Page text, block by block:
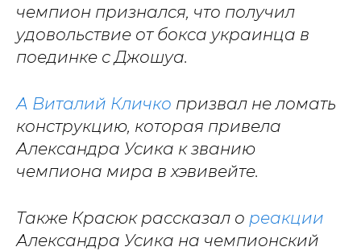
чемпион признался, что получил
удовольствие от бокса украинца в
поединке с Джошуа.
А Виталий Кличко призвал не ломать
конструкцию, которая привела
Александра Усика к званию
чемпиона мира в хэвивейте.
Также Красюк рассказал о реакции
Александра Усика на чемпионский